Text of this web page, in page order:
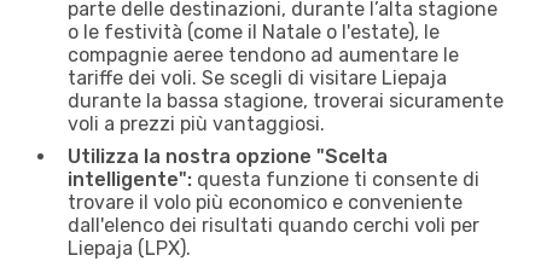
parte delle destinazioni, durante l’alta stagione
o le festività (come il Natale o l'estate), le
compagnie aeree tendono ad aumentare le
tariffe dei voli. Se scegli di visitare Liepaja
durante la bassa stagione, troverai sicuramente
voli a prezzi più vantaggiosi.
Utilizza la nostra opzione "Scelta
intelligente": questa funzione ti consente di
trovare il volo più economico e conveniente
dall'elenco dei risultati quando cerchi voli per
Liepaja (LPX).